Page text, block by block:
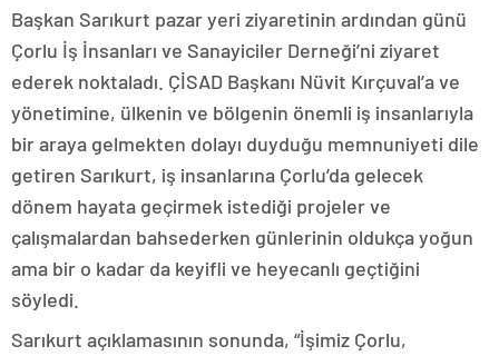
Başkan Sarıkurt pazar yeri ziyaretinin ardından günü
Çorlu İş İnsanları ve Sanayiciler Derneği’ni ziyaret
ederek noktaladı. ÇİSAD Başkanı Nüvit Kırçuval’a ve
yönetimine, ülkenin ve bölgenin önemli iş insanlarıyla
bir araya gelmekten dolayı duyduğu memnuniyeti dile
getiren Sarıkurt, iş insanlarına Çorlu’da gelecek
dönem hayata geçirmek istediği projeler ve
çalışmalardan bahsederken günlerinin oldukça yoğun
ama bir o kadar da keyifli ve heyecanlı geçtiğini
söyledi.
Sarıkurt açıklamasının sonunda, “İşimiz Çorlu,